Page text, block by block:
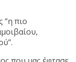
“η πιο